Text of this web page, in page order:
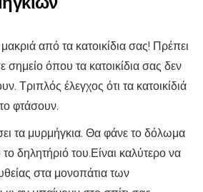
από τα κατοικίδια σας! Πρέπει
σημείο όπου τα κατοικίδια σας δεν
Τριπλός έλεγχος ότι τα κατοικίδιά
φτάσουν.
τα μυρμήγκια. Θα φάνε το δόλωμα
δηλητήριό του.Είναι καλύτερο να
στα μονοπάτια των